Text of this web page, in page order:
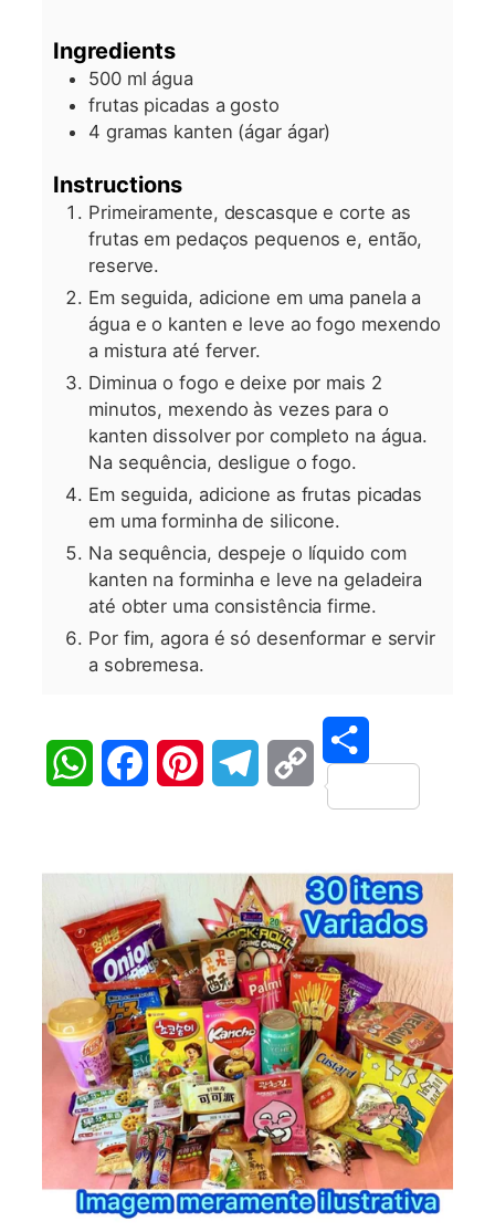
Ingredients
500 ml água
frutas picadas a gosto
4 gramas kanten (ágar ágar)
Instructions
Primeiramente, descasque e corte as
frutas em pedaços pequenos e, então,
reserve.
Em seguida, adicione em uma panela a
água e o kanten e leve ao fogo mexendo
a mistura até ferver.
Diminua o fogo e deixe por mais 2
minutos, mexendo às vezes para o
kanten dissolver por completo na água.
Na sequência, desligue o fogo.
Em seguida, adicione as frutas picadas
em uma forminha de silicone.
Na sequência, despeje o líquido com
kanten na forminha e leve na geladeira
até obter uma consistência firme.
Por fim, agora é só desenformar e servir
a sobremesa.
Share